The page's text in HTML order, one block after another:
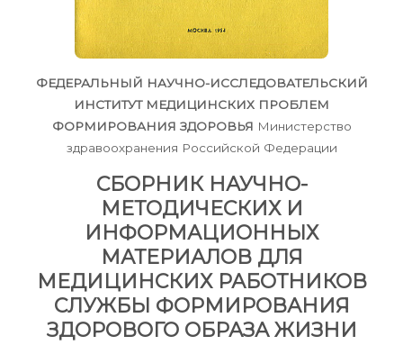
ФЕДЕРАЛЬНЫЙ НАУЧНО-ИССЛЕДОВАТЕЛЬСКИЙ
ИНСТИТУТ МЕДИЦИНСКИХ ПРОБЛЕМ
ФОРМИРОВАНИЯ ЗДОРОВЬЯ Министерство
здравоохранения Российской Федерации
СБОРНИК НАУЧНО-
МЕТОДИЧЕСКИХ И
ИНФОРМАЦИОННЫХ
МАТЕРИАЛОВ ДЛЯ
МЕДИЦИНСКИХ РАБОТНИКОВ
СЛУЖБЫ ФОРМИРОВАНИЯ
ЗДОРОВОГО ОБРАЗА ЖИЗНИ